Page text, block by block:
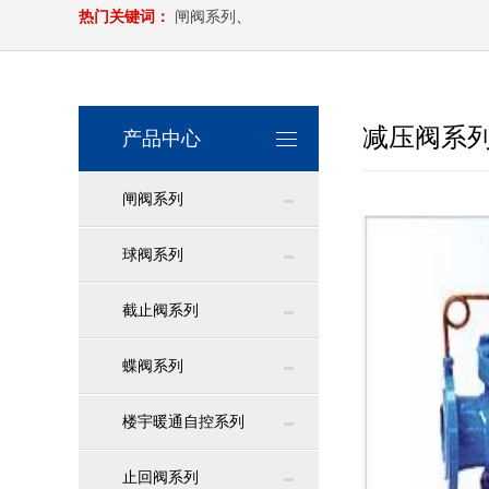
热门关键词： 闸阀系列 、
产品中心
闸阀系列
球阀系列
截止阀系列
蝶阀系列
楼宇暖通自控系列
止回阀系列
减压阀系